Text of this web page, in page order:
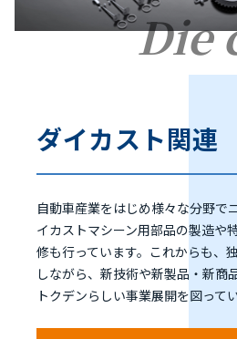
Die
ダイカスト関連
自動車産業をはじめ様々な分野で
イカストマシーン用部品の製造や
修も行っています。これからも、
しながら、新技術や新製品・新商
トクデンらしい事業展開を図って